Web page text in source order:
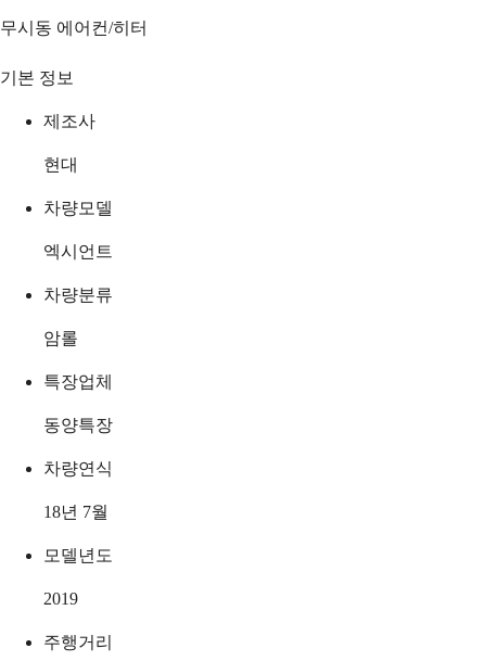
무시동 에어컨/히터
기본 정보
제조사
현대
차량모델
엑시언트
차량분류
암롤
특장업체
동양특장
차량연식
18년 7월
모델년도
2019
주행거리